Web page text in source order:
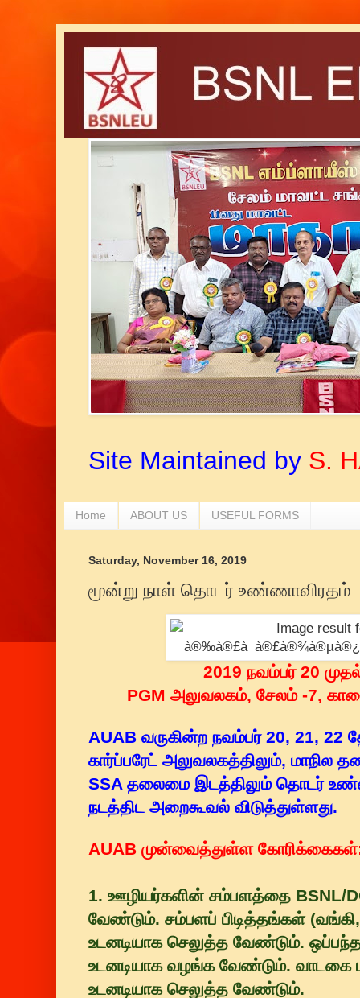
Site Maintained by S.
Home ABOUT US USEFUL FORMS
Saturday, November 16, 2019
மூன்று நாள் தொடர் உண்ணாவிரதம்
2019 நவம்பர் 20
PGM அலுவலகம், சேலம் -7,
AUAB வருகின்ற நவம்பர் 20, 21, 22
கார்ப்பரேட் அலுவலகத்திலும், மாநில
SSA தலைமை இடத்திலும் தொடர்
நடத்திட அறைகூவல் விடுத்துள்ளது.
AUAB முன்வைத்துள்ள
1. ஊழியர்களின் சம்பளத்தை BSNL/
வேண்டும். சம்பளப் பிடித்தங்கள்
உடனடியாக செலுத்த வேண்டும்.
உடனடியாக வழங்க வேண்டும். வாடகை
உடனடியாக செலுத்த வேண்டும்.